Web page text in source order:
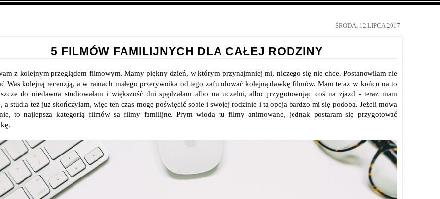
ŚRODA, 12 LIPCA 2017
5 FILMÓW FAMILIJNYCH DLA CAŁEJ RODZINY
z kolejnym przeglądem filmowym. Mamy piękny dzień, w którym przynajmniej mi, niczego się nie chce. Postanowiłam nie
Was kolejną recenzją, a w ramach małego przerywnika od tego zafundować kolejną dawkę filmów. Mam teraz w końcu na to
do niedawna studiowałam i większość dni spędzałam albo na uczelni, albo przygotowując coś na zjazd - teraz mam
a studia też już skończyłam, więc ten czas mogę poświęcić sobie i swojej rodzinie i ta opcja bardzo mi się podoba. Jeżeli mowa
to najlepszą kategorią filmów są filmy familijne. Prym wiodą tu filmy animowane, jednak postaram się przygotować